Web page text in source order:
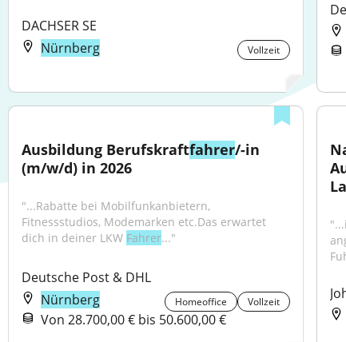
DACHSER SE
Nürnberg
Vollzeit
Ausbildung Berufskraftfahrer/-in
(m/w/d) in 2026
"...Rabatte bei Mobilfunkanbietern,
Fitnessstudios, Modemarken etc.Das erwartet
dich in deiner LKW Fahrer..."
Deutsche Post & DHL
Nürnberg
Homeoffice Vollzeit
Von 28.700,00 € bis 50.600,00 €